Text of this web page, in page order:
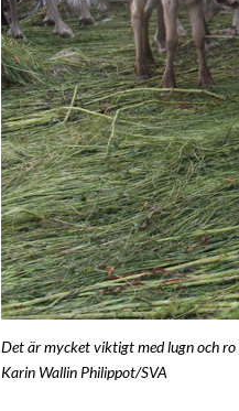
Det är mycket viktigt med lugn och
Karin Wallin Philippot/SVA